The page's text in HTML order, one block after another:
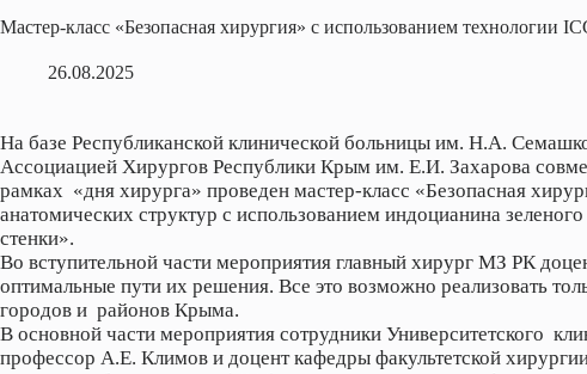
Мастер-класс «Безопасная хирургия» с использованием технологии
26.08.2025
На базе Республиканской клинической больницы им. Н.А.
Ассоциацией Хирургов Республики Крым им. Е.И. Захарова
рамках «дня хирурга» проведен мастер-класс «Безопасная
анатомических структур с использованием индоцианина
стенки».
Во вступительной части мероприятия главный хирург МЗ РК
оптимальные пути их решения. Все это возможно реализовать
городов и районов Крыма.
В основной части мероприятия сотрудники Университетского
профессор А.Е. Климов и доцент кафедры факультетской